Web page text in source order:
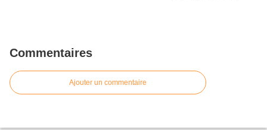
Commentaires
Ajouter un commentaire